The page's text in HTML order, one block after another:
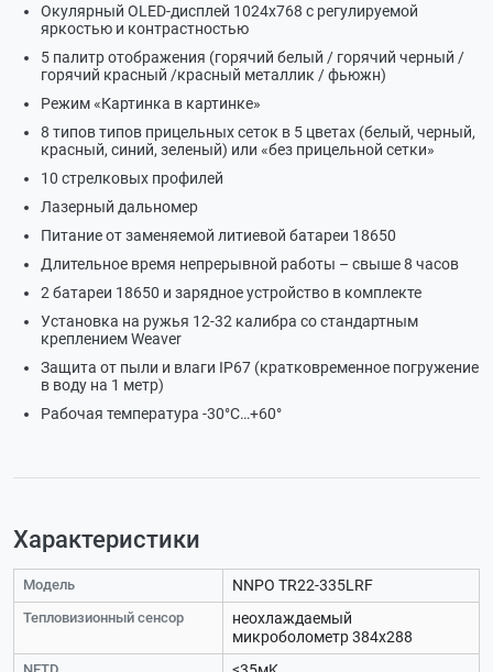
Окулярный OLED-дисплей 1024х768 с регулируемой
яркостью и контрастностью
5 палитр отображения (горячий белый / горячий черный /
горячий красный /красный металлик / фьюжн)
Режим «Картинка в картинке»
8 типов типов прицельных сеток в 5 цветах (белый, черный,
красный, синий, зеленый) или «без прицельной сетки»
10 стрелковых профилей
Лазерный дальномер
Питание от заменяемой литиевой батареи 18650
Длительное время непрерывной работы – свыше 8 часов
2 батареи 18650 и зарядное устройство в комплекте
Установка на ружья 12-32 калибра со стандартным
креплением Weaver
Защита от пыли и влаги IP67 (кратковременное погружение
в воду на 1 метр)
Рабочая температура -30°С…+60°
Характеристики
Модель NNPO TR22-335LRF
Тепловизионный сенсор
неохлаждаемый
микроболометр 384х288